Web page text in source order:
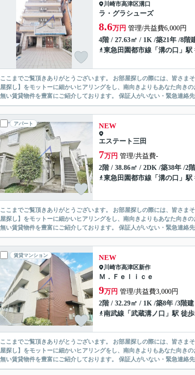
川崎市高津区溝口
ラ・グラシューズ
8.6万円 管理/共益費6,000円
4階 / 27.63㎡ / 1K /築21年 /8階
東急田園都市線 「 溝の口 」
ここまでご覧頂きありがとうございます。 お部屋探しの際には、皆さまそれぞれこだわりの条件があると思いますが、当社では【あなたに１番のお部
屋探し】をモットーに細かいヒアリングをし、南向きよりもあなた向きのお部屋をご提案いたします。 シ
無い賃貸物件を豊富にご紹介しております
アパート NEW
エステート三田
7万円 管理/共益費-
2階 / 38.86㎡ / 2DK /築38年 /2
東急田園都市線 「 溝の口 」
ここまでご覧頂きありがとうございます。 お部屋探しの際には、皆さまそれぞれこだわりの条件があると思いますが、当社では【あなたに１番のお部
屋探し】をモットーに細かいヒアリングをし、南向きよりもあなた向きのお部屋をご提案いたします。 シ
無い賃貸物件を豊富にご紹介しております
賃貸マンション NEW
川崎市高津区新作
Ｍ．Ｆｅｌｉｃｅ
9万円 管理/共益費3,000円
2階 / 32.29㎡ / 1K /築8年 /3階建
南武線 「 武蔵溝ノ口 」駅 徒
ここまでご覧頂きありがとうございます。 お部屋探しの際には、皆さまそれぞれこだわりの条件があると思いますが、当社では【あなたに１番のお部
屋探し】をモットーに細かいヒアリングをし、南向きよりもあなた向きのお部屋をご提案いたします。 シ
無い賃貸物件を豊富にご紹介しております